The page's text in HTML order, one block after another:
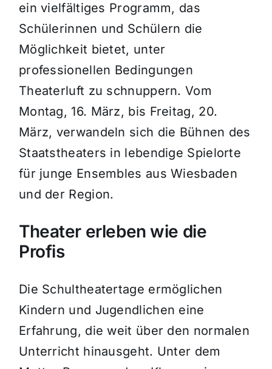
ein vielfältiges Programm, das
Schülerinnen und Schülern die
Möglichkeit bietet, unter
professionellen Bedingungen
Theaterluft zu schnuppern. Vom
Montag, 16. März, bis Freitag, 20.
März, verwandeln sich die Bühnen des
Staatstheaters in lebendige Spielorte
für junge Ensembles aus Wiesbaden
und der Region.
Theater erleben wie die
Profis
Die Schultheatertage ermöglichen
Kindern und Jugendlichen eine
Erfahrung, die weit über den normalen
Unterricht hinausgeht. Unter dem